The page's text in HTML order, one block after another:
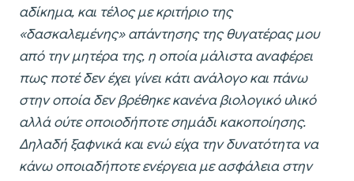
αδίκημα, και τέλος με κριτήριο της
«δασκαλεμένης» απάντησης της θυγατέρας μου
από την μητέρα της, η οποία μάλιστα αναφέρει
πως ποτέ δεν έχει γίνει κάτι ανάλογο και πάνω
στην οποία δεν βρέθηκε κανένα βιολογικό υλικό
αλλά ούτε οποιοδήποτε σημάδι κακοποίησης.
Δηλαδή ξαφνικά και ενώ είχα την δυνατότητα να
κάνω οποιαδήποτε ενέργεια με ασφάλεια στην